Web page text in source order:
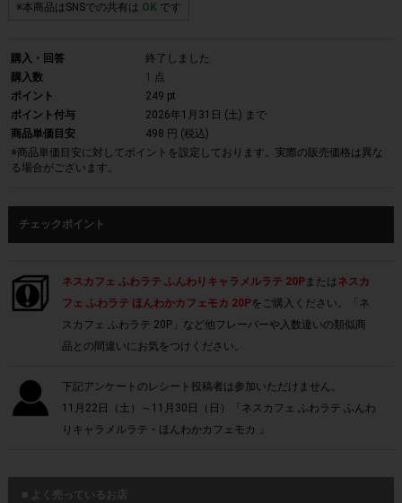
※本商品はSNSでの共有は OKです
購入・回答
終了しました
購入数
1
点
ポイント
249 pt
ポイント付与
2026年1月31日 (土) まで
商品単価目安
498 円 (税込)
※商品単価目安に対してポイントを設定しております。実際の販売価格は異な
る場合がございます。
チェックポイント
ネスカフェ ふわラテ ふんわりキャラメルラテ 20Pまたは ネスカ
フェ ふわラテ ほんわかカフェモカ 20Pをご購入ください。「ネ
スカフェ ふわラテ 20P」など他フレーバーや入数違いの類似商
品との間違いにお気をつけください。
下記アンケートのレシート投稿者は参加いただけません。
11月22日（土）～11月30日（日）「ネスカフェ ふわラテ ふんわ
りキャラメルラテ・ほんわかカフェモカ 」
■ よく売っているお店